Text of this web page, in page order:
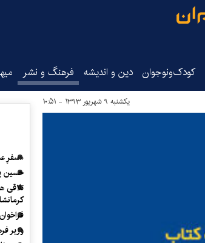
کودک‌ونوجوان دین و اندیشه فرهنگ و نشر
یکشنبه ۹ شهریور ۱۳۹۳ - ۱۰:۵۱
«سفرِ
حسین
تلاقی
وزیر